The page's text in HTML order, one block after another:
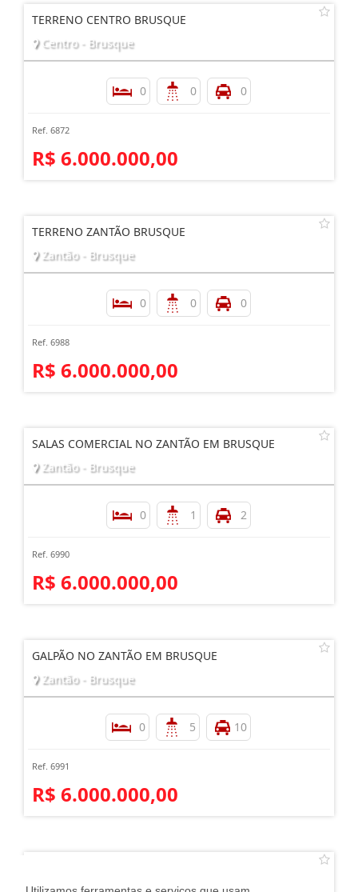
TERRENO CENTRO BRUSQUE
Centro - Brusque
0 0 0
Ref. 6872
R$ 6.000.000,00
TERRENO ZANTÃO BRUSQUE
Zantão - Brusque
0 0 0
Ref. 6988
R$ 6.000.000,00
SALAS COMERCIAL NO ZANTÃO EM BRUSQUE
Zantão - Brusque
0 1 2
Ref. 6990
R$ 6.000.000,00
GALPÃO NO ZANTÃO EM BRUSQUE
Zantão - Brusque
0 5 10
Ref. 6991
R$ 6.000.000,00